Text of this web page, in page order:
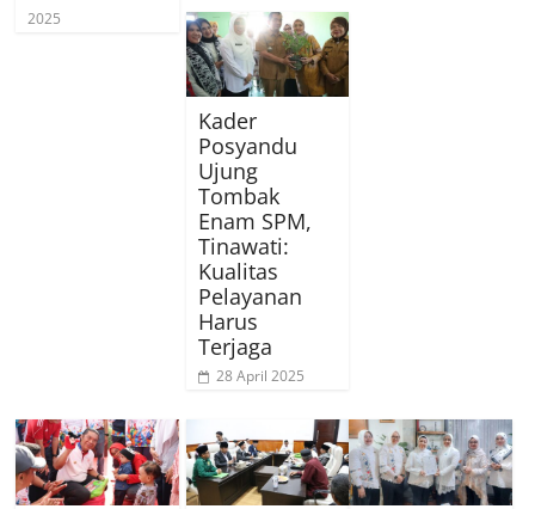
2025
Kader
Posyandu
Ujung
Tombak
Enam SPM,
Tinawati:
Kualitas
Pelayanan
Harus
Terjaga
28 April 2025